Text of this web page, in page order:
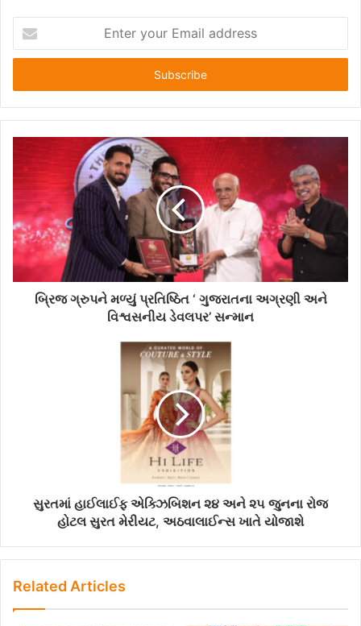
t
r
y
a
i
l
a
બ્રિજ ગ્રુપને મળ્યું પ્રતિષ્ઠિત ‘ ગુજરાતના અગ્રણી અને
વિશ્વસનીય ડેવલપર’ સન્માન
સુરતમાં હાઈલાઈફ એક્ઝિબિશન ૨૪ અને ૨૫ જુનના રોજ
હોટલ સુરત મેરીયટ, અઠવાલાઈન્સ ખાતે યોજાશે
Related Articles